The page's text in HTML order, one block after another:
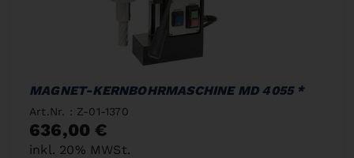
MAGNET-KERNBOHRMASCHINE MD 4055 *
Art.Nr. : Z-01-1370
636,00 €
inkl. 20% MWSt.